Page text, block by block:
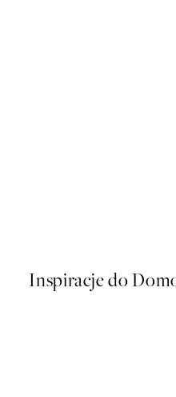
Inspiracje do